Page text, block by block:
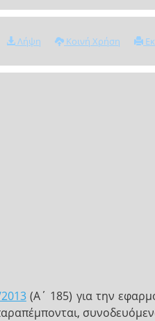
Λήψη Κοινή Χρήση
(Α΄ 185) για την